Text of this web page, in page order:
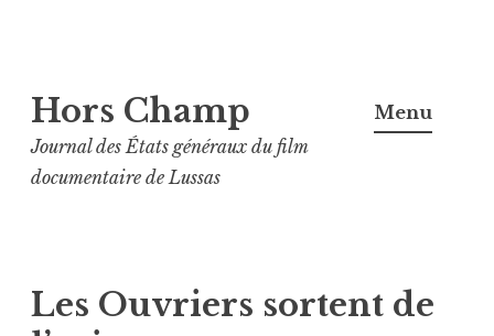
au
contenu
principal
Hors Champ
Journal des États généraux du film
documentaire de Lussas
Menu
Les Ouvriers sortent de